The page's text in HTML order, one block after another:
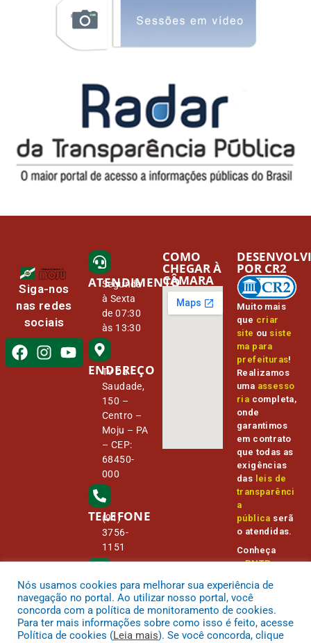
Siga-nos
nas redes
sociais
ATENDIMENTO
Segunda
à Sexta
de 07:30
às 13:30
ENDEREÇO
Tv Da
Saudade,
150 –
Centro –
Moju – PA
– CEP:
68450-
000
TELEFONE
(91)
3756-
1151
E-MAIL
camara@
cmmoju.p
a.gov.br
COMO
CHEGAR À
CÂMARA
Muito mais
que criar
site ou siste
ma para
prefeituras!
Realizamos
uma assesso
ria completa,
onde
garantimos
em contrato
que todas as
exigências
das leis de
transparênci
a
pública serã
o atendidas.
Conheça
oPNTPe
Transparênc
ia Pública
POR CR2
Nós usamos cookies para melhorar sua experiência de
navegação no portal. Ao utilizar nosso portal, você
concorda com a política de monitoramento de cookies.
Para ter mais informações sobre como isso é feito, acesse
Política de cookies (Leia mais). Se você concorda, clique